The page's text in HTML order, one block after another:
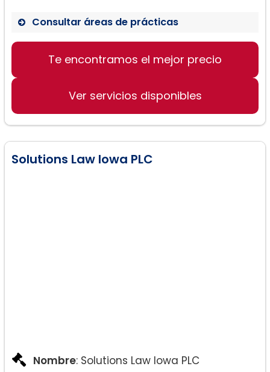
Consultar áreas de prácticas
Creación de testamentos y
Terminación de derechos paternales
Asesoramiento en lesiones laborales
Te encontramos el mejor precio
Ver servicios disponibles
Solutions Law Iowa PLC
Nombre: Solutions Law Iowa PLC